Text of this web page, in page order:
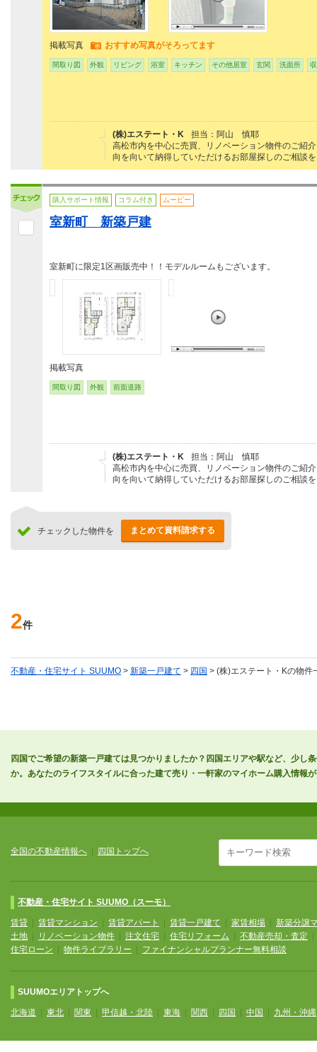
掲載写真 おすすめ写真がそろってます
間取り図 外観 リビング 浴室 キッチン その他居室 玄関 洗面所
(株)エステート・K
担当：阿山 慎耶
高松市内を中心に売買、リノベーション物件のご紹
向を向いて納得していただけるお部屋探しのご相談
購入サポート情報 コラム付き ムービー
室新町 新築戸建
室新町に限定1区画販売中！！モデルルームもございます。
掲載写真
間取り図 外観 前面道路
(株)エステート・K
担当：阿山 慎耶
高松市内を中心に売買、リノベーション物件のご紹
向を向いて納得していただけるお部屋探しのご相談
チェックした物件を まとめて資料請求する
2件
不動産・住宅サイト SUUMO > 新築一戸建て > 四国 > (株)エステート・Kの物件
四国でご希望の新築一戸建ては見つかりましたか？四国エリアや駅など、少し
か。あなたのライフスタイルに合った建て売り・一軒家のマイホーム購入情報
全国の不動産情報へ 四国トップへ
不動産・住宅サイト SUUMO（スーモ）
賃貸 賃貸マンション 賃貸アパート 賃貸一戸建て 家賃相場
新築分譲
土地
リノベーション物件 注文住宅 住宅リフォーム 不動産売却・査定
住宅ローン
物件ライブラリー ファイナンシャルプランナー無料相談
SUUMOエリアトップへ
北海道 東北 関東 甲信越・北陸 東海 関西 四国 中国 九州・沖縄